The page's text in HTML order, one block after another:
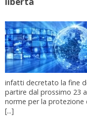
infatti decretato la fine
partire dal prossimo 23
norme per la protezione
[...]